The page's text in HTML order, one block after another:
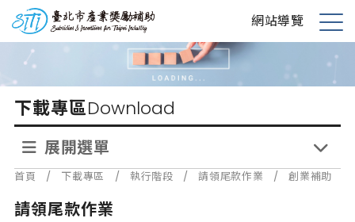
到
內
台北市產業獎勵補助 網站導覽
展
選
單
下載專區Download
展開選單
首頁 / 下載專區 / 執行階段 / 請領尾款作業 / 創業補助
請領尾款作業